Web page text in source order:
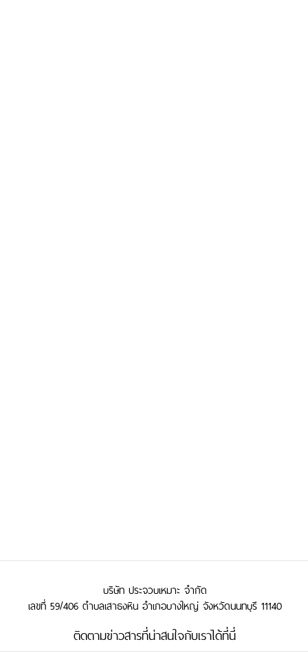
บริษัท ประจวบเหมาะ จำกัด
เลขที่ 59/406 ตำบลเสาธงหิน อำเภอบางใหญ่ จังหวัดนนทบุรี 11140
ติดตามข่าวสารที่น่าสนใจกับเราได้ที่นี่